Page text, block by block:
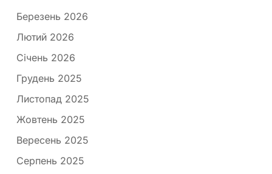
Березень 2026
Лютий 2026
Січень 2026
Грудень 2025
Листопад 2025
Жовтень 2025
Вересень 2025
Серпень 2025